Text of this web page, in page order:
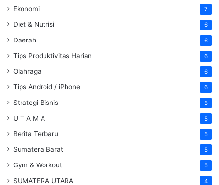
Ekonomi 7
Diet & Nutrisi 6
Daerah 6
Tips Produktivitas Harian 6
Olahraga 6
Tips Android / iPhone 6
Strategi Bisnis 5
U T A M A 5
Berita Terbaru 5
Sumatera Barat 5
Gym & Workout 5
SUMATERA UTARA 4